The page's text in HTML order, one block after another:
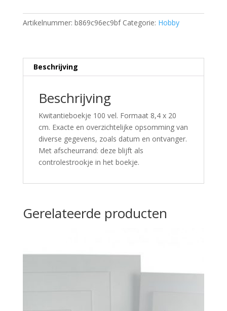
Artikelnummer: b869c96ec9bf Categorie: Hobby
Beschrijving
Beschrijving
Kwitantieboekje 100 vel. Formaat 8,4 x 20
cm. Exacte en overzichtelijke opsomming van
diverse gegevens, zoals datum en ontvanger.
Met afscheurrand: deze blijft als
controlestrookje in het boekje.
Gerelateerde producten